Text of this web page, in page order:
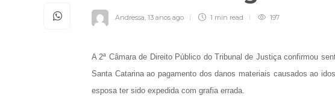
Andressa, 13 anos ago 1 min read 197
A 2ª Câmara de Direito Público do Tribunal de Justiça confirmou
Santa Catarina ao pagamento dos danos materiais causados ao
esposa ter sido expedida com grafia errada.